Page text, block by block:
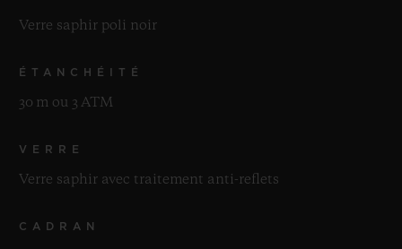
Verre saphir poli noir
ÉTANCHÉITÉ
30 m ou 3 ATM
VERRE
Verre saphir avec traitement anti-reflets
CADRAN